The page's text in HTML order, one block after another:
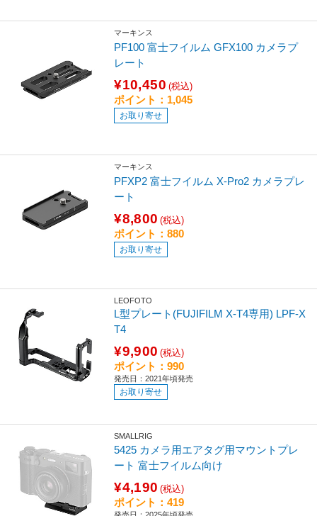
マーキンス
PF100 富士フイルム GFX100 カメラプ
レート
¥10,450 (税込)
ポイント：1,045
お取り寄せ
マーキンス
PFXP2 富士フイルム X-Pro2 カメラプレ
ート
¥8,800 (税込)
ポイント：880
お取り寄せ
LEOFOTO
L型プレート(FUJIFILM X-T4専用) LPF-X
T4
¥9,900 (税込)
ポイント：990
発売日：2021年頃発売
お取り寄せ
SMALLRIG
5425 カメラ用エアタグ用マウントプレ
ート 富士フイルム向け
¥4,190 (税込)
ポイント：419